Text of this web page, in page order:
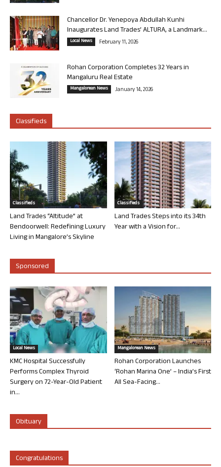
Chancellor Dr. Yenepoya Abdullah Kunhi
Inaugurates Land Trades’ ALTURA, a Landmark...
Local News February 11, 2026
Rohan Corporation Completes 32 Years in
Mangaluru Real Estate
Mangalorean News January 14, 2026
Classifieds
Classifieds
Land Trades “Altitude” at
Bendoorwell: Redefining Luxury
Living in Mangalore’s Skyline
Classifieds
Land Trades Steps into its 34th
Year with a Vision for...
Sponsored
Local News
KMC Hospital Successfully
Performs Complex Thyroid
Surgery on 72-Year-Old Patient
in...
Mangalorean News
Rohan Corporation Launches
‘Rohan Marina One’ – India’s First
All Sea-Facing...
Obituary
Congratulations